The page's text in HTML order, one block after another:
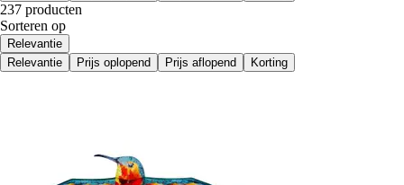
237 producten
Sorteren op
Relevantie
Relevantie
Prijs oplopend Prijs aflopend Korting